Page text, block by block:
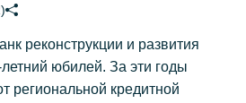
реконструкции и развития
юбилей. За эти годы
региональной кредитной